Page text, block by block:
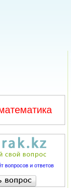
вопросов и ответов